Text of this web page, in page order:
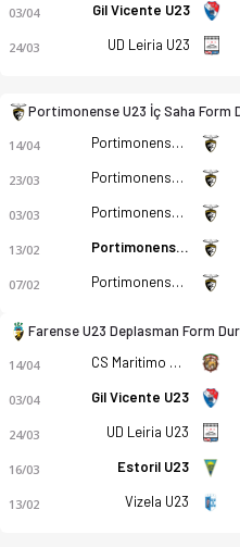
Portimonense SC U23 -
03/04 Gil Vicente U23
24/03 UD Leiria U23
Portimonense U23 İç Saha Form
14/04 Portimonense U23
23/03 Portimonense U23
03/03 Portimonense U23
13/02 Portimonense U23
07/02 Portimonense U23
Farense U23 Deplasman Form
14/04 CS Maritimo U23
03/04 Gil Vicente U23
24/03 UD Leiria U23
16/03 Estoril U23
13/02 Vizela U23